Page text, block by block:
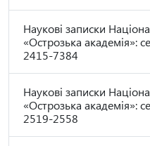
Наукові записки
«Острозька академія»:
2415-7384
Наукові записки
«Острозька академія»:
2519-2558